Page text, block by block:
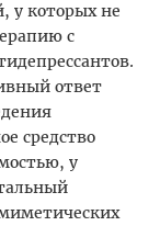
у которых не
с
ответ
средство
у